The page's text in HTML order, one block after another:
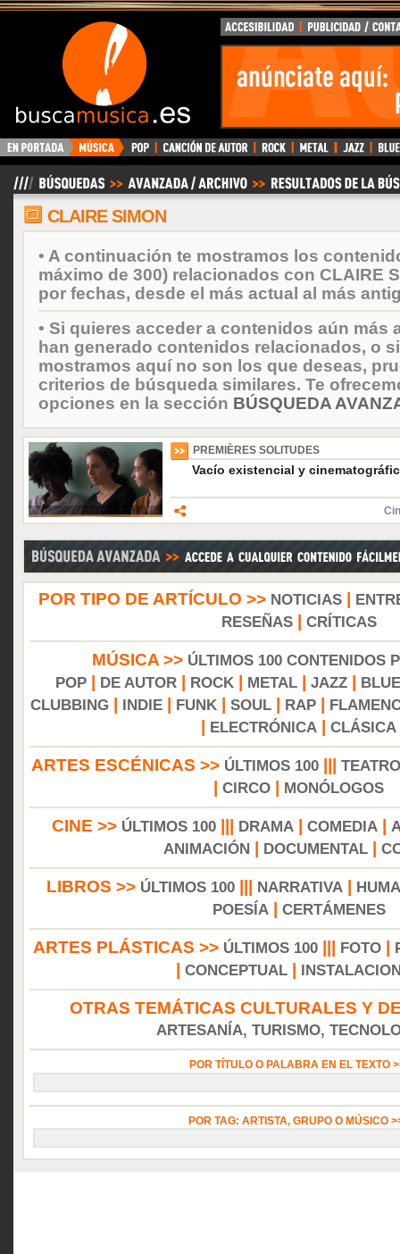
BuscaMusica.es
CLAIRE SIMON
• A continuación te mostramos los
máximo de 300) relacionados con CLAIRE
por fechas, desde el más actual al más
• Si quieres acceder a contenidos aún más
han generado contenidos relacionados, o
mostramos aquí no son los que deseas,
criterios de búsqueda similares. Te
opciones en la sección BÚSQUEDA
PREMIÈRES SOLITUDES
Vacío existencial y
POR TIPO DE ARTÍCULO >> NOTICIAS|
RESEÑAS| CRÍTICAS
MÚSICA >> ÚLTIMOS 100 CONTENIDOS
POP
DE AUTOR ROCK METAL JAZZ
CLUBBING
INDIE FUNK SOUL RAP
ELECTRÓNICA CLÁSICA
ARTES ESCÉNICAS >> ÚLTIMOS 100||| TEATRO
CIRCO MONÓLOGOS
CINE >> ÚLTIMOS 100 DRAMA COMEDIA
ANIMACIÓN
DOCUMENTAL|
LIBROS >> ÚLTIMOS 100 NARRATIVA
POESÍA| CERTÁMENES
ARTES PLÁSTICAS >> ÚLTIMOS 100 FOTO
CONCEPTUAL
OTRAS TEMÁTICAS CULTURALES Y
ARTESANÍA, TURISMO,
POR TÍTULO O PALABRA EN EL TEXTO
POR TAG: ARTISTA, GRUPO O MÚSICO